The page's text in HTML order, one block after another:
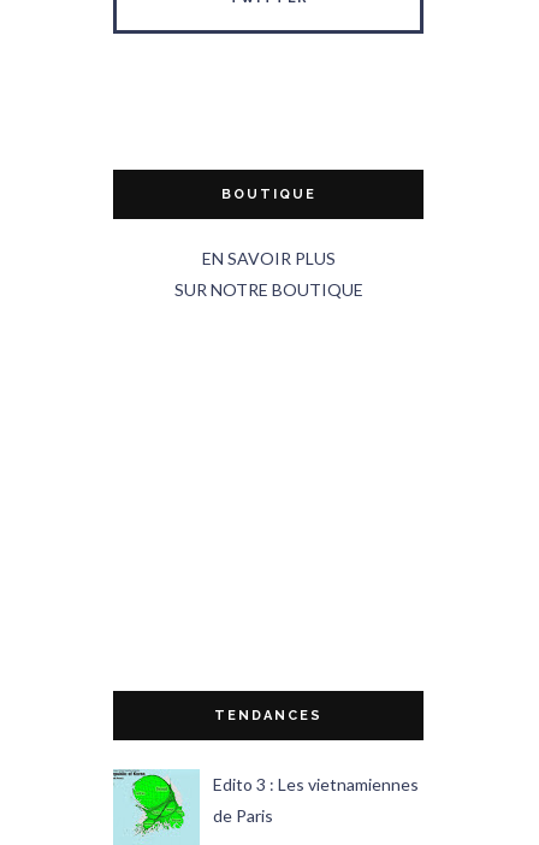
BOUTIQUE
EN SAVOIR PLUS
SUR NOTRE BOUTIQUE
TENDANCES
Edito 3 : Les vietnamiennes
de Paris